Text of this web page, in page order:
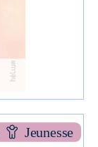
Jeunesse
Ada, fille de monte-cristo [1]